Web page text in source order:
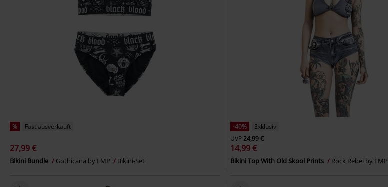
% Fast ausverkauft
27,99 €
Bikini Bundle Gothicana by EMP Bikini-Set
-40%
Exklusiv
UVP24,99 €
14,99 €
Bikini Top With Old Skool Prints Rock Rebel by EMP